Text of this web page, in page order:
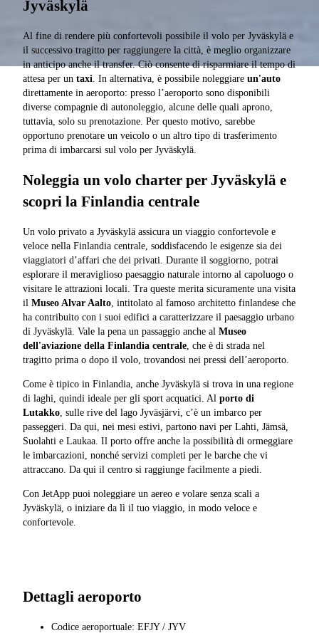
Jyväskylä
Al fine di rendere più confortevoli possibile il volo per Jyväskylä e
il successivo tragitto per raggiungere la città, è meglio organizzare
in anticipo anche il transfer. Ciò consente di risparmiare il tempo di
attesa per un taxi . In alternativa, è possibile noleggiare un'auto
direttamente in aeroporto: presso l’aeroporto sono disponibili
diverse compagnie di autonoleggio, alcune delle quali aprono,
tuttavia, solo su prenotazione. Per questo motivo, sarebbe
opportuno prenotare un veicolo o un altro tipo di trasferimento
prima di imbarcarsi sul volo per Jyväskylä.
Noleggia un volo charter per Jyväskylä e
scopri la Finlandia centrale
Un volo privato a Jyväskylä assicura un viaggio confortevole e
veloce nella Finlandia centrale, soddisfacendo le esigenze sia dei
viaggiatori d’affari che dei privati. Durante il soggiorno, potrai
esplorare il meraviglioso paesaggio naturale intorno al capoluogo o
visitare le attrazioni locali. Tra queste merita sicuramente una visita
il Museo Alvar Aalto , intitolato al famoso architetto finlandese che
ha contribuito con i suoi edifici a caratterizzare il paesaggio urbano
di Jyväskylä. Vale la pena un passaggio anche al Museo
dell'aviazione della Finlandia centrale , che è di strada nel
tragitto prima o dopo il volo, trovandosi nei pressi dell’aeroporto.
Come è tipico in Finlandia, anche Jyväskylä si trova in una regione
di laghi, quindi ideale per gli sport acquatici. Al porto di
Lutakko , sulle rive del lago Jyväsjärvi, c’è un imbarco per
passeggeri. Da qui, nei mesi estivi, partono navi per Lahti, Jämsä,
Suolahti e Laukaa. Il porto offre anche la possibilità di ormeggiare
le imbarcazioni, nonché servizi completi per le barche che vi
attraccano. Da qui il centro si raggiunge facilmente a piedi.
Con JetApp puoi noleggiare un aereo e volare senza scali a
Jyväskylä, o iniziare da lì il tuo viaggio, in modo veloce e
confortevole.
Dettagli aeroporto
Codice aeroportuale: EFJY / JYV